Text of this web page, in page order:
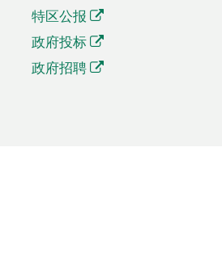
特区公报
政府投标
政府招聘